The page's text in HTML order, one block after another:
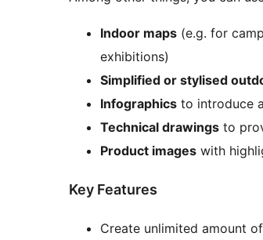
Indoor maps (e.g. for
exhibitions)
Simplified or stylised
Infographics to introduce
Technical drawings to
Product images with
Key Features
Create unlimited amount